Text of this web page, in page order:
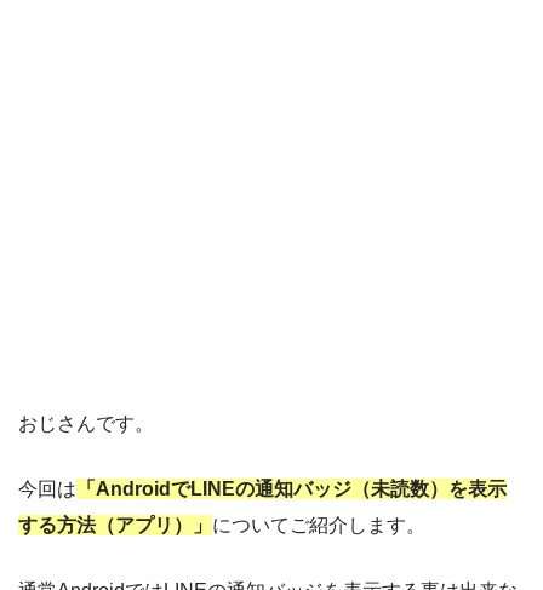
おじさんです。
今回は 「AndroidでLINEの通知バッジ（未読数）を表示
する方法（アプリ）」 についてご紹介します。